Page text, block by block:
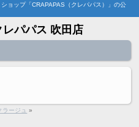
ョップ「CRAPAPAS（クレパパス）」の公
パパス 吹田店
ラージュ »